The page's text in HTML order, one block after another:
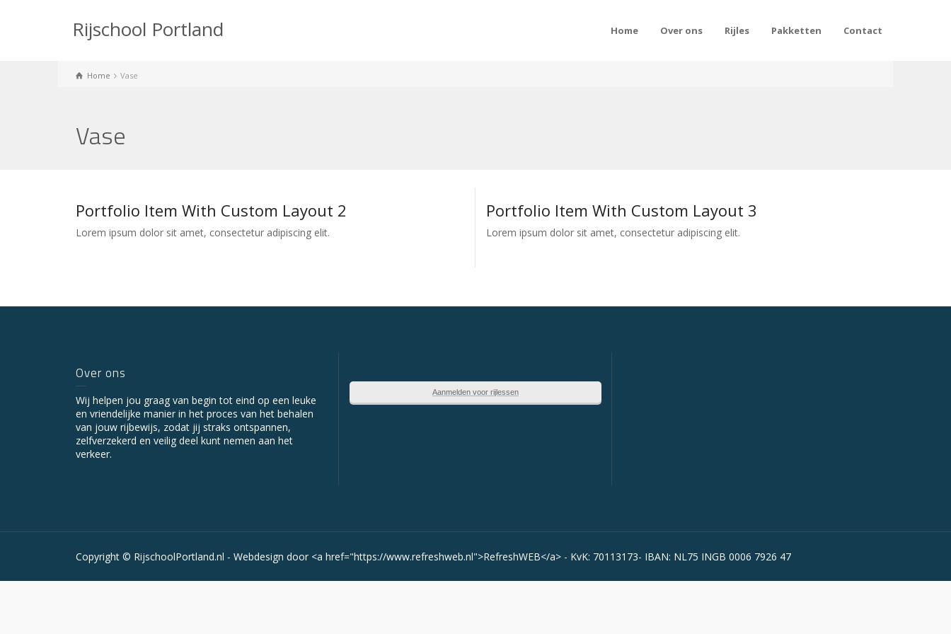
Rijschool Portland Home Over ons Rijles Pakketten Contact
Home Vase
Vase
Portfolio Item With Custom Layout 2
Lorem ipsum dolor sit amet, consectetur adipiscing elit.
Portfolio Item With Custom Layout 3
Lorem ipsum dolor sit amet, consectetur adipiscing elit.
Over ons
Wij helpen jou graag van begin tot eind op een leuke
en vriendelijke manier in het proces van het behalen
van jouw rijbewijs, zodat jij straks ontspannen,
zelfverzekerd en veilig deel kunt nemen aan het
verkeer.
Aanmelden voor rijlessen
Copyright © RijschoolPortland.nl - Webdesign door <a href="https://www.refreshweb.nl">RefreshWEB</a> - KvK: 70113173- IBAN: NL75 INGB 0006 7926 47